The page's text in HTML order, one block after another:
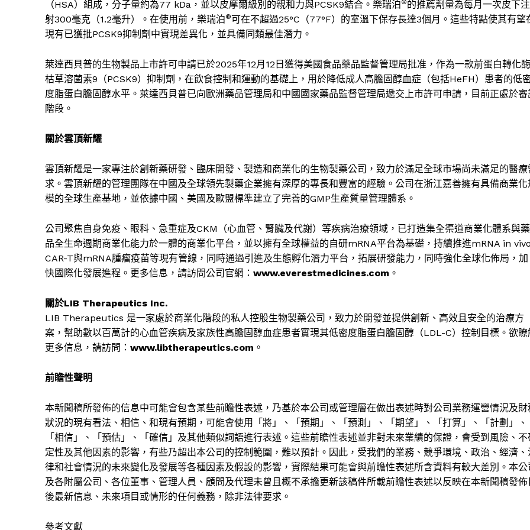
（HSA）組成，分子量約為77 kDa ，並以皮摩爾級別的親和力與PCSK9結合。樂瑞泊
的推薦劑量為每月一次皮下注
射300毫克（1.2毫升）。在使用前，樂瑞泊®可在不超過25°C （77°F）的室溫下保存長達3個月。這些特點使其有望
現有已獲批PCSK9抑制劑中實現差異化，並具備同類最佳潛力。
萊達西貝普的生物製品上市許可申請已於2025年12月 12 日獲得美國食品藥品監督管理局批准，作為一款前蛋白轉化酶
枯草溶菌素9 （PCSK9）抑制劑，在飲食控制和運動的基礎上，用於降低成人高膽固醇血症（包括HeFH）患者的低
度脂蛋白膽固醇水平。萊達西貝普已向歐洲藥品管理局和中國國家藥品監督管理局遞交上市許可申請，目前正處於審
階段。
關於雲頂新耀
雲頂新耀是一家專注於創新藥研發、臨床開發、製造和商業化的生物製藥公司，致力於滿足全球市場尚未滿足的醫療
求。雲頂新耀的管理團隊在中國及全球領先製藥企業擁有深厚的專長和豐富的經驗。公司在浙江嘉善擁有具備商業化
模的全球生產基地，並依據中國、美國及歐盟標準建立了完善的GMP生產質量管理體系。
公司聚焦自身免疫、眼科、急重症及CKM
（心血管、腎臟及代謝）等疾病治療領域，已打造集全渠道商業化體系與藥
品全生命週期商業化能力於一體的商業化平台，並以擁有全球權益的自研mRNA平台為基礎，持續推進mRNA in vivo
CAR-T與mRNA腫瘤疫苗等現有管線，同時通過引進及生態孵化潛力平台，拓展研發能力，同時強化全球化佈局，加
快國際化發展進程。更多信息，請訪問公司官網： www.everestmedicines.com 。
關於LIB Therapeutics Inc.
LIB Therapeutics 是一家處於商業化階段的私人控股生物製藥公司，致力於開發並提供創新、高效且安全的治療方
案，幫助數以百萬計的心血管疾病及家族性高膽固醇血症患者實現其低密度脂蛋白膽固醇（LDL-C）控制目標。欲瞭
更多信息，請訪問： www.libtherapeutics.com 。
前瞻性聲明
本新聞稿所發佈的信息中可能會包含某些前瞻性表述，乃基於本公司或管理層在做出表述時對公司業務運營情況及財
狀況的現有看法、相信、和現有預期，可能會使用
「將 」 、 「預期 」 、 「預測 」 、 「期望 」 、 「打算 」 、 「計劃 」
、
「相信 」 、 「預估 」 、 「確信 」 及其他類似詞語進行表述。這些前瞻性表述並非對未來業績的保證，會受到風險、不
定性及其他因素的影響，有些乃超出本公司的控制範圍，難以預計。因此，受我們的業務、競爭環境、政治、經濟、
律和社會情況的未來變化及發展等各種因素及假設的影響，實際結果可能會與前瞻性表述所含資料有較大差別。本公
及各附屬公司、各位董事、管理人員、顧問及代理未曾且概不承擔更新該稿件所載前瞻性表述以反映在本新聞稿發佈
後最新信息、未來項目或情形的任何義務，除非法律要求。
參考文獻